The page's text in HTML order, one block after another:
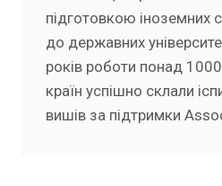
підготовкою іноземних
до державних
років роботи понад 1000
країн успішно склали
вишів за підтримки